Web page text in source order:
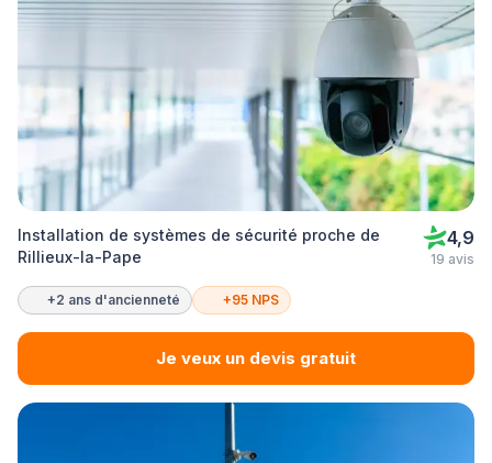
Installation de systèmes de sécurité proche de
Rillieux-la-Pape
4,9
19 avis
+2 ans d'ancienneté +95 NPS
Je veux un devis gratuit